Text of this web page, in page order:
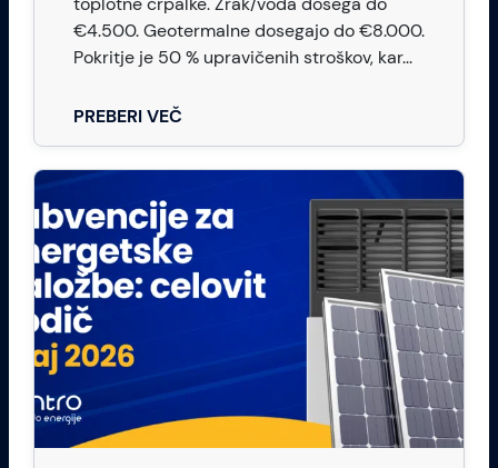
€4.500. Geotermalne dosegajo do €8.000.
Pokritje je 50 % upravičenih stroškov, kar...
PREBERI VEČ